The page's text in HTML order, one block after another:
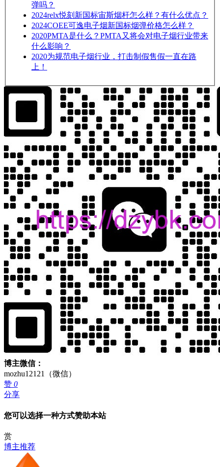
弹吗？
2024relx悦刻新国标宙斯烟杆怎么样？有什么优点？
2024COEE可逸电子烟新国标烟弹价格怎么样？
2020PMTA是什么？PMTA又将会对电子烟行业带来
什么影响？
2020为规范电子烟行业，打击制假售假一直在路
上！
博主微信：
mozhu12121（微信）
赞 0
分享
您可以选择一种方式赞助本站
赏
博主推荐